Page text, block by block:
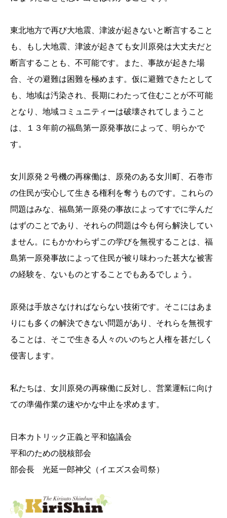
東北地方で再び大地震、津波が起きないと断言すること
も、もし大地震、津波が起きても女川原発は大丈夫だと
断言することも、不可能です。また、事故が起きた場
合、その避難は困難を極めます。仮に避難できたとして
も、地域は汚染され、長期にわたって住むことが不可能
となり、地域コミュニティーは破壊されてしまうこと
は、１３年前の福島第一原発事故によって、明らかで
す。
女川原発２号機の再稼働は、原発のある女川町、石巻市
の住民が安心して生きる権利を奪うものです。これらの
問題はみな、福島第一原発の事故によってすでに学んだ
はずのことであり、それらの問題は今も何ら解決してい
ません。にもかかわらずこの学びを無視することは、福
島第一原発事故によって住民が被り味わった甚大な被害
の経験を、ないものとすることでもあるでしょう。
原発は手放さなければならない技術です。そこにはあま
りにも多くの解決できない問題があり、それらを無視す
ることは、そこで生きる人々のいのちと人権を甚だしく
侵害します。
私たちは、女川原発の再稼働に反対し、営業運転に向け
ての準備作業の速やかな中止を求めます。
日本カトリック正義と平和協議会
平和のための脱核部会
部会長 光延一郎神父（イエズス会司祭）